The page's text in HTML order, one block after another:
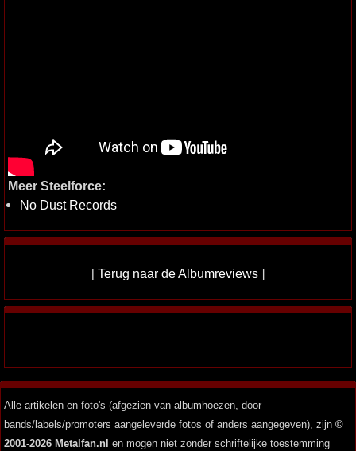
Meer Steelforce:
No Dust Records
[Terug naar de Albumreviews ]
Alle artikelen en foto's (afgezien van albumhoezen, door
bands/labels/promoters aangeleverde fotos of anders aangegeven), zijn ©
2001-2026 Metalfan.nl en mogen niet zonder schriftelijke toestemming